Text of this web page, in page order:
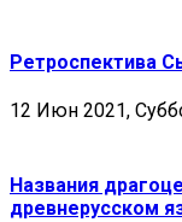
Ретроспектива
12 Июн 2021,
Названия
древнерусском